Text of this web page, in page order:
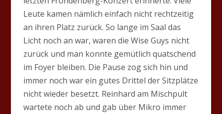
Leute kamen nämlich einfach nicht rechtzeitig
an ihren Platz zurück. So lange im Saal das
Licht noch an war, waren die Wise Guys nicht
zurück und man konnte gemütlich quatschend
im Foyer bleiben. Die Pause zog sich hin und
immer noch war ein gutes Drittel der Sitzplätze
nicht wieder besetzt. Reinhard am Mischpult
wartete noch ab und gab über Mikro immer